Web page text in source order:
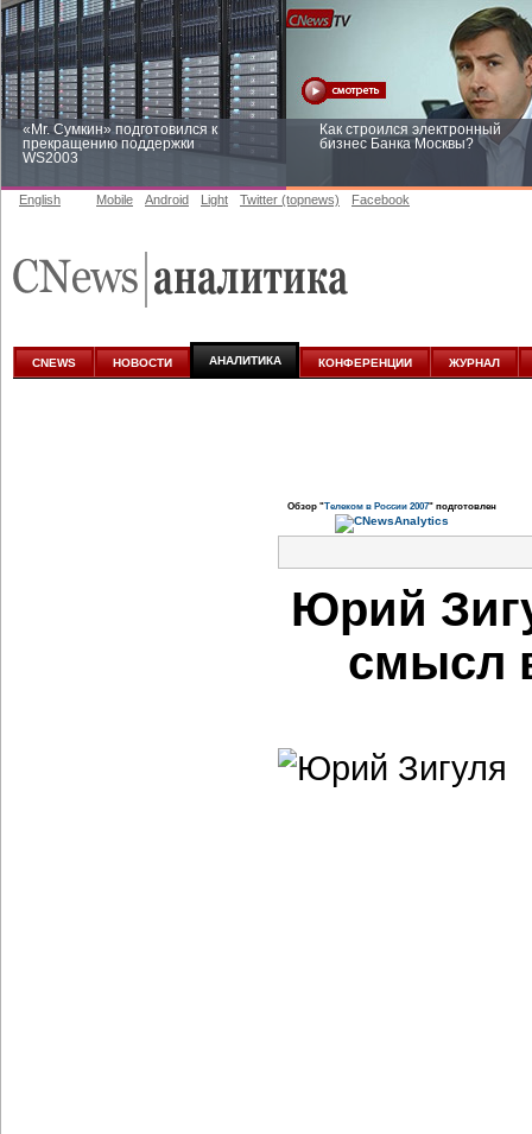
«Mr. Сумкин» подготовился к
прекращению поддержки
WS2003
Как строился электронный
бизнес Банка Москвы?
аналитике
English Mobile Android Light Twitter (topnews) Facebook
CNEWS НОВОСТИ АНАЛИТИКА КОНФЕРЕНЦИИ ЖУРНАЛ
Обзор "Телеком в России 2007" подготовлен
Юрий
смысл